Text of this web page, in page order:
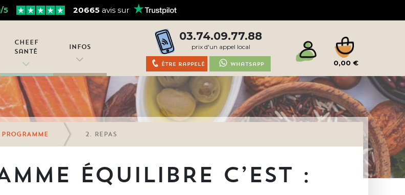
5 20665 avis sur
Cheef
Santé
Infos
03.74.09.77.88
prix d'un appel local
Être rappelé Whatsapp 0,00 €
PROGRAMME REPAS
ÉQUILIBRE C’EST :